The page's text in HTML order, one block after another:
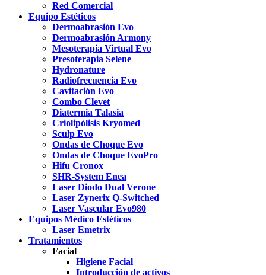
Red Comercial
Equipo Estéticos
Dermoabrasión Evo
Dermoabrasión Armony
Mesoterapia Virtual Evo
Presoterapia Selene
Hydronature
Radiofrecuencia Evo
Cavitación Evo
Combo Clevet
Diatermia Talasia
Criolipólisis Kryomed
Sculp Evo
Ondas de Choque Evo
Ondas de Choque EvoPro
Hifu Cronox
SHR-System Enea
Laser Diodo Dual Verone
Laser Zynerix Q-Switched
Laser Vascular Evo980
Equipos Médico Estéticos
Laser Emetrix
Tratamientos
Facial
Higiene Facial
Introducción de activos